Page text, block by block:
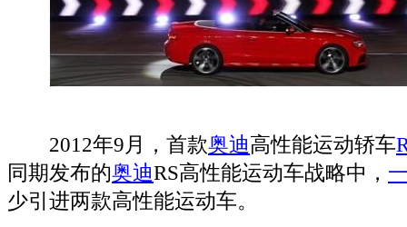
2012年9月，首款奥迪高性能运动轿车
同期发布的奥迪RS高性能运动车战略中，
少引进两款高性能运动车。